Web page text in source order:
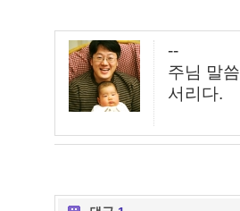
--
주님 말
서리다.